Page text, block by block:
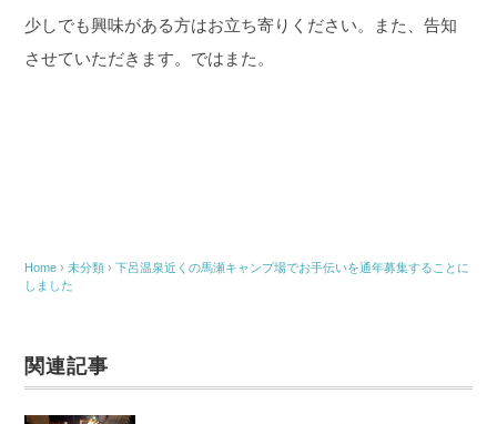
少しでも興味がある方はお立ち寄りください。
また、告知
させていただきます。ではまた。
Home ›未分類 ›下呂温泉近くの馬瀬キャンプ場でお手伝いを通年募集することに
しました
関連記事